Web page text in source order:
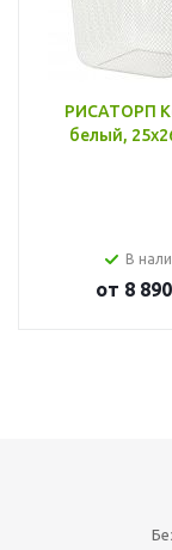
РИСАТОРП
белый,
В
от 8